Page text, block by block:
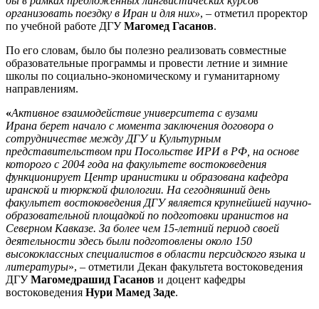
организовать поездку в Иран и для них», – отметил проректор
по учебной работе ДГУМагомед Гасанов.
По его словам, было бы полезно реализовать совместные
образовательные программы и провести летние и зимние
школы по социально-экономическому и гуманитарному
направлениям.
«Активное взаимодействие университета с вузами
Ирана берет начало с момента заключения договора о
сотрудничестве между ДГУ и Культурным
представительством при Посольстве ИРИ в РФ, на основе
которого с 2004 года на факультете востоковедения
функционирует Центр иранистики и образована кафедра
иранской и тюркской филологии. На сегодняшний день
факультет востоковедения ДГУ является крупнейшей научно-
образовательной площадкой по подготовки иранистов на
Северном Кавказе. За более чем 15-летний период своей
деятельности здесь были подготовлены около 150
высококлассных специалистов в области персидского языка и
литературы», – отметили Декан факультета востоковедения
ДГУМагомедрашид Гасанов и доцент кафедры
востоковедения Нури Мамед Заде.